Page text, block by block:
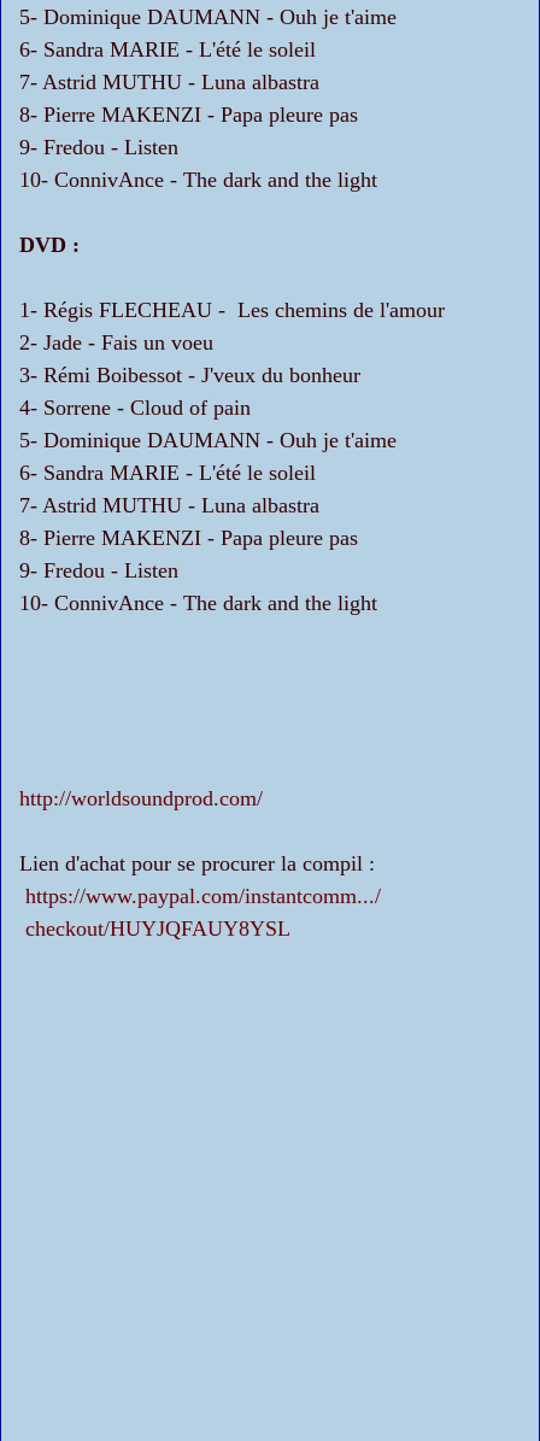
5- Dominique DAUMANN - Ouh je t'aime
6- Sandra MARIE - L'été le soleil
7- Astrid MUTHU - Luna albastra
8- Pierre MAKENZI - Papa pleure pas
9- Fredou - Listen
10- ConnivAnce - The dark and the light
DVD :
1- Régis FLECHEAU - Les chemins de l'amour
2- Jade - Fais un voeu
3- Rémi Boibessot - J'veux du bonheur
4- Sorrene - Cloud of pain
5- Dominique DAUMANN - Ouh je t'aime
6- Sandra MARIE - L'été le soleil
7- Astrid MUTHU - Luna albastra
8- Pierre MAKENZI - Papa pleure pas
9- Fredou - Listen
10- ConnivAnce - The dark and the light
http://worldsoundprod.com/
Lien d'achat pour se procurer la compil :
https://www.paypal.com/instantcomm.../
checkout/HUYJQFAUY8YSL